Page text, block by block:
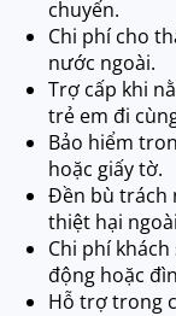
chuyến.
Chi phí cho
nước ngoài.
Trợ cấp khi
trẻ em đi
Bảo hiểm
hoặc giấy tờ.
Đền bù trách
thiệt hại
Chi phí
động hoặc
Hỗ trợ trong